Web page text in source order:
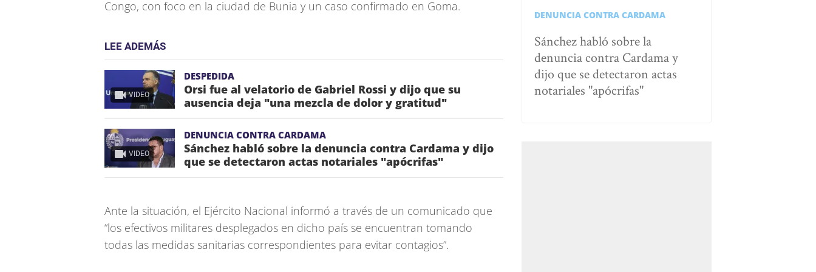
Congo, con foco en la ciudad de Bunia y un caso confirmado en Goma.
LEE ADEMÁS
VIDEO
DESPEDIDA
Orsi fue al velatorio de Gabriel Rossi y dijo que su
ausencia deja "una mezcla de dolor y gratitud"
VIDEO
DENUNCIA CONTRA CARDAMA
Sánchez habló sobre la denuncia contra Cardama y dijo
que se detectaron actas notariales "apócrifas"
Ante la situación, el Ejército Nacional informó a través de un comunicado que
“los efectivos militares desplegados en dicho país se encuentran tomando
todas las medidas sanitarias correspondientes para evitar contagios”.
DENUNCIA CONTRA CARDAMA
Sánchez habló sobre la
denuncia contra Cardama y
dijo que se detectaron actas
notariales "apócrifas"